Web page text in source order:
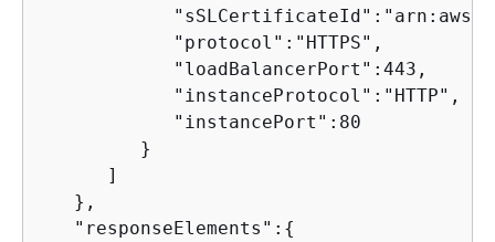
            "protocol":"HTTPS",
            "loadBalancerPort":443,
            "instanceProtocol":"HTTP",
            "instancePort":80
         }
      ]
   },
   "responseElements":
{